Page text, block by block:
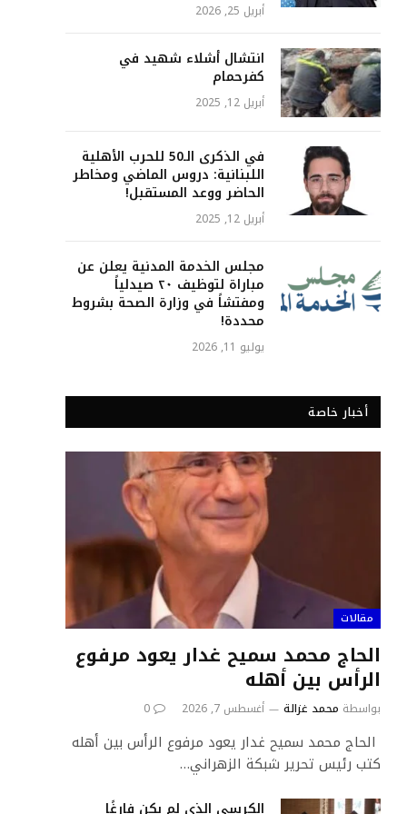
أبريل 25, 2026
انتشال أشلاء شهيد في
كفرحمام
أبريل 12, 2025
في الذكرى الـ50 للحرب الأهلية
اللبنانية: دروس الماضي ومخاطر
الحاضر ووعد المستقبل!
أبريل 12, 2025
مجلس الخدمة المدنية يعلن عن
مباراة لتوظيف ٢٠ صيدلياً
ومفتشاً في وزارة الصحة بشروط
محددة!
يوليو 11, 2026
أخبار خاصة
مقالات
الحاج محمد سميح غدار يعود مرفوع
الرأس بين أهله
بواسطة محمد غزالة أغسطس 7, 2026 0
الحاج محمد سميح غدار يعود مرفوع الرأس بين أهله
كتب رئيس تحرير شبكة الزهراني…